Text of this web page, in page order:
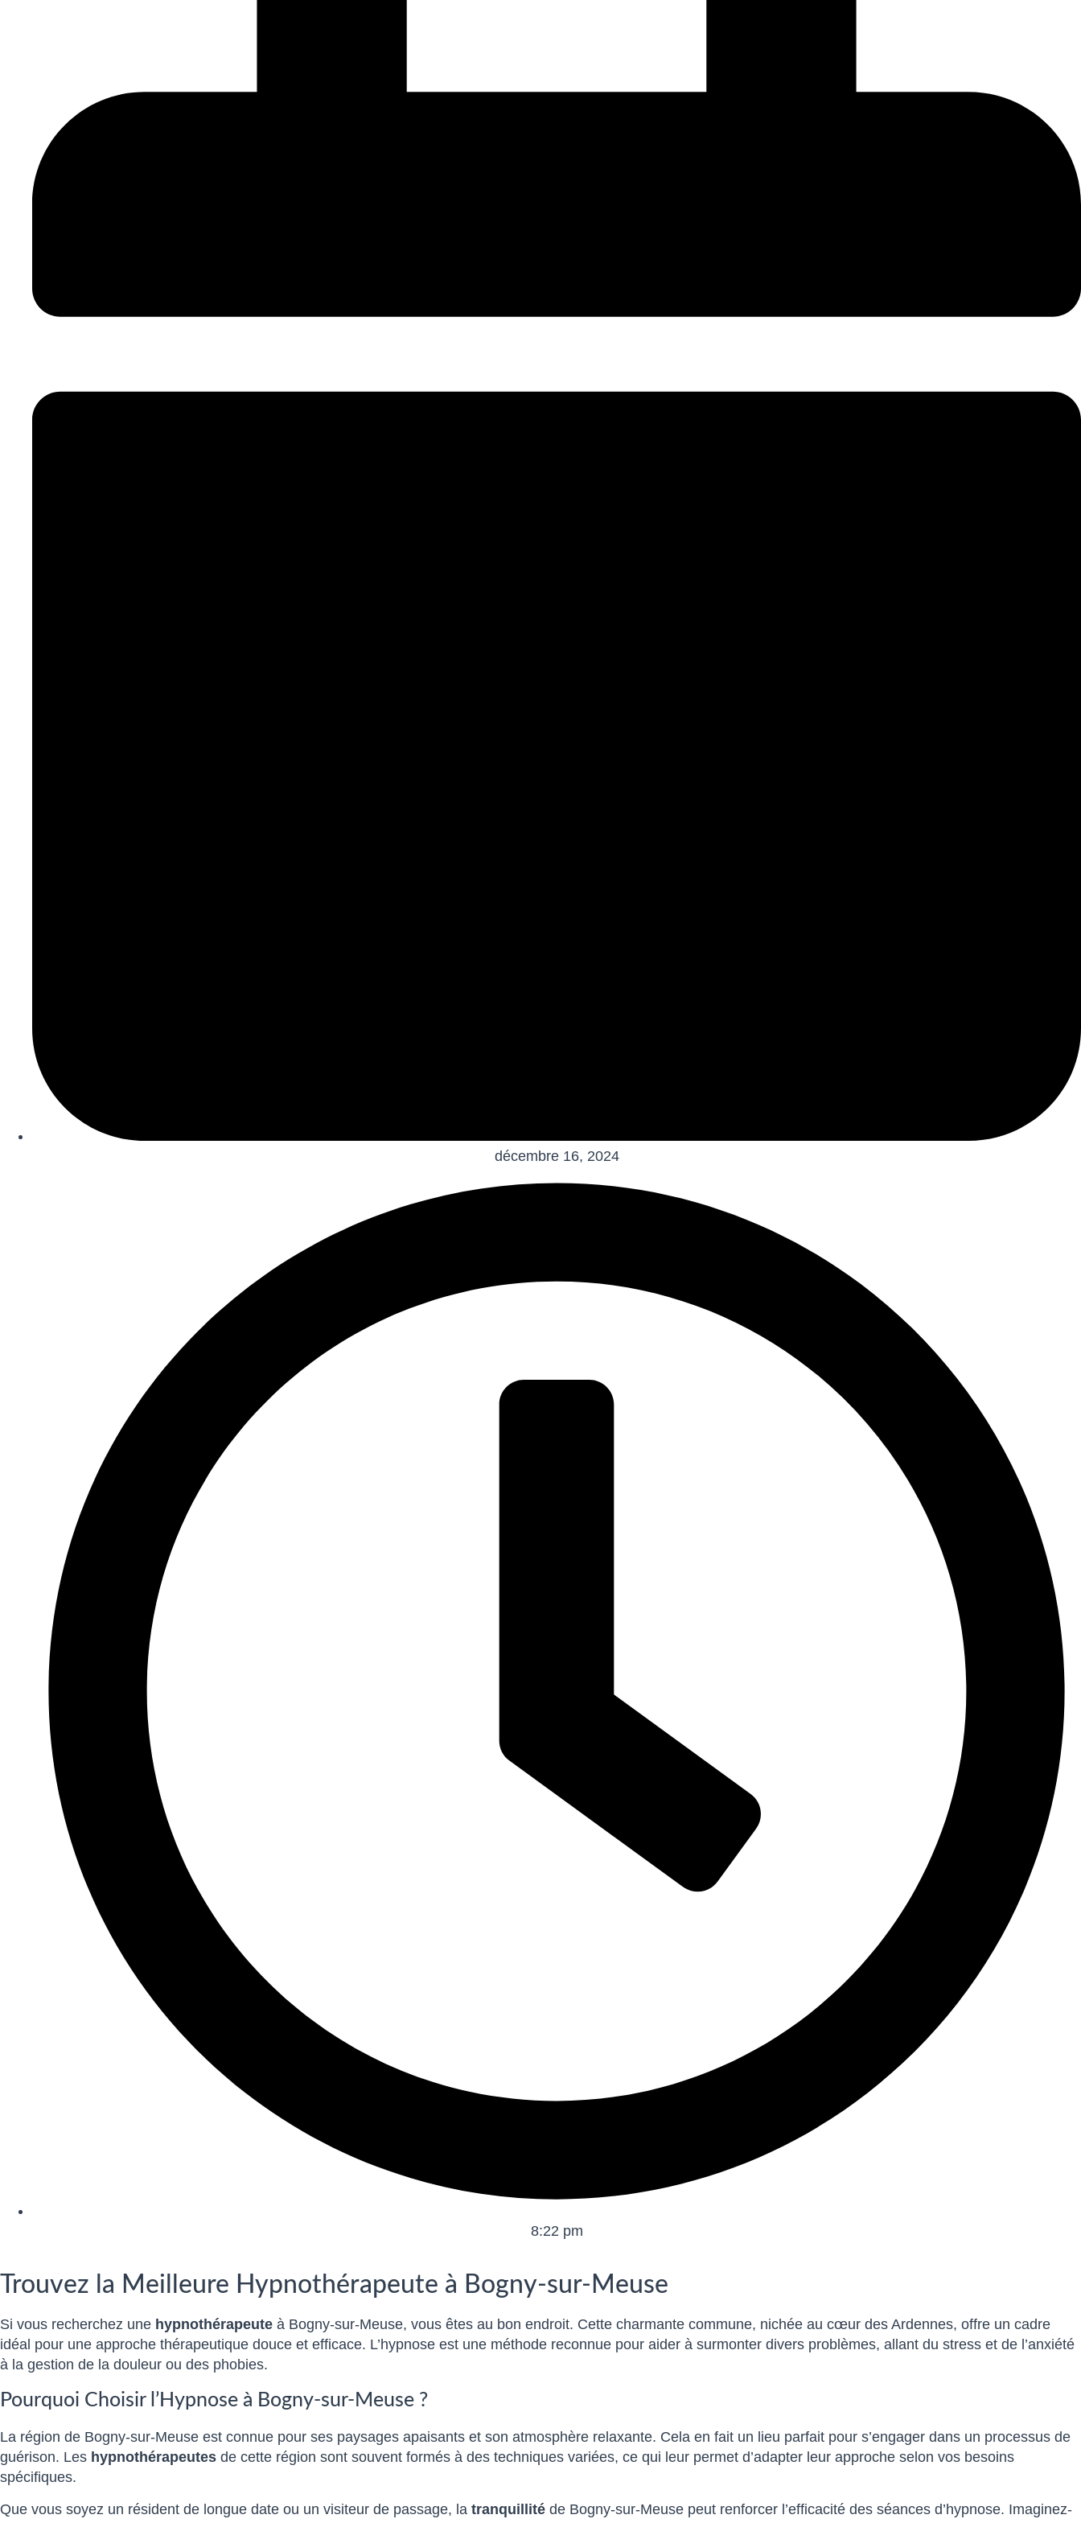
décembre 16, 2024
8:22 pm
Trouvez la Meilleure Hypnothérapeute à Bogny-sur-Meuse
Si vous recherchez une hypnothérapeute à Bogny-sur-Meuse, vous êtes au bon endroit. Cette charmante commune, nichée au cœur des Ardennes, offre un cadre
idéal pour une approche thérapeutique douce et efficace. L’hypnose est une méthode reconnue pour aider à surmonter divers problèmes, allant du stress et de l’anxiété
à la gestion de la douleur ou des phobies.
Pourquoi Choisir l’Hypnose à Bogny-sur-Meuse ?
La région de Bogny-sur-Meuse est connue pour ses paysages apaisants et son atmosphère relaxante. Cela en fait un lieu parfait pour s’engager dans un processus de
guérison. Les hypnothérapeutes de cette région sont souvent formés à des techniques variées, ce qui leur permet d’adapter leur approche selon vos besoins
spécifiques.
Que vous soyez un résident de longue date ou un visiteur de passage, la tranquillité de Bogny-sur-Meuse peut renforcer l’efficacité des séances d’hypnose. Imaginez-